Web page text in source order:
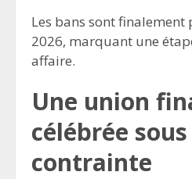
Les bans sont
2026, marquant une
affaire.
Une union
célébrée
contrainte